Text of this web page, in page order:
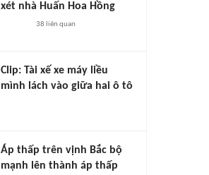
xét nhà Huấn Hoa Hồng
38 liên quan
Clip: Tài xế xe máy liều
mình lách vào giữa hai ô tô
Áp thấp trên vịnh Bắc bộ
mạnh lên thành áp thấp